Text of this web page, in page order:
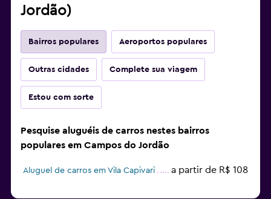
Jordão)
Bairros populares Aeroportos populares
Outras cidades Complete sua viagem
Estou com sorte
Pesquise aluguéis de carros nestes bairros
populares em Campos do Jordão
Aluguel de carros em Vila Capivari a partir de R$ 108